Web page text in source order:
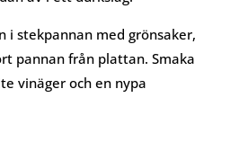
i stekpannan med grönsaker,
pannan från plattan. Smaka
vinäger och en nypa